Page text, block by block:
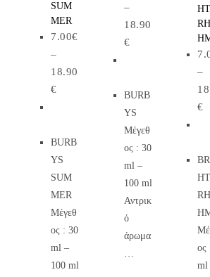
SUM
MER
7.00€
–
18.90
€
BURB
YS
SUM
MER
Μέγεθ
ος : 30
ml –
100 ml
–
18.90
€
BURB
YS
Μέγεθ
ος : 30
ml –
100 ml
Αντρικ
ό
άρωμα
…
HT
–
€
HT
ος
ml